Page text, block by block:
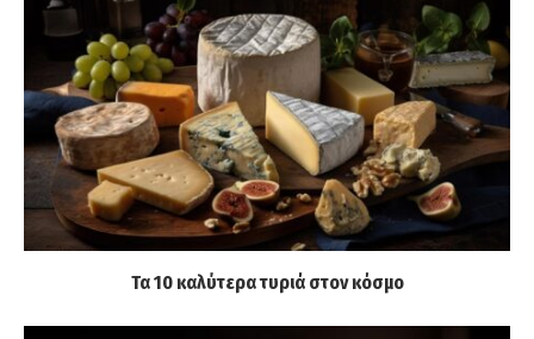
Τα 10 καλύτερα τυριά στον κόσμο